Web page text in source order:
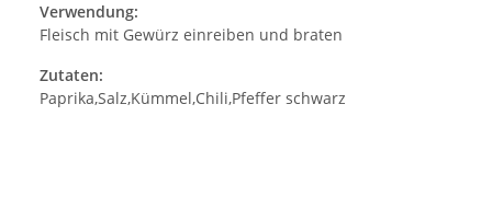
Verwendung:
Fleisch mit Gewürz einreiben und braten
Zutaten:
Paprika,Salz,Kümmel,Chili,Pfeffer schwarz